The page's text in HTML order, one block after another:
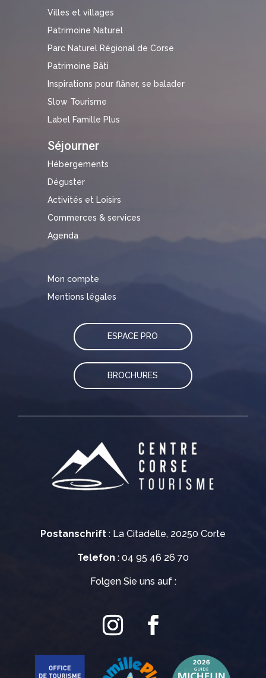
Postanschrift : La Citadelle, 20250 Corte
Telefon : 04 95 46 26 70
Folgen Sie uns auf :
Villes et villages
Patrimoine Naturel
Parc Naturel Régional de Corse
Patrimoine Bâti
Inspirations pour flâner, se balader
Slow Tourisme
Label Famille Plus
Séjourner
Hébergements
Déguster
Activités et Loisirs
Commerces & services
Agenda
Mon compte
Mentions légales
ESPACE PRO
BROCHURES